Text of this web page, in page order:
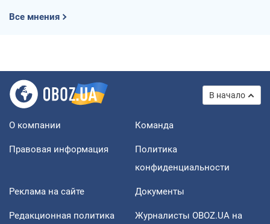
Все мнения
В начало
О компании Команда
Правовая информация
Политика
конфиденциальности
Реклама на сайте Документы
Редакционная политика
Журналисты OBOZ.UA на